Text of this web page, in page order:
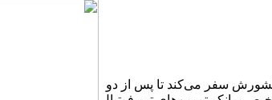
کشورش سفر می‌کند تا پس از دو